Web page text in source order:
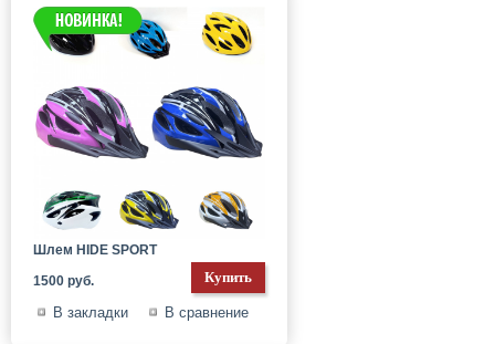
Шлем HIDE SPORT
1500 руб.
В закладки В сравнение